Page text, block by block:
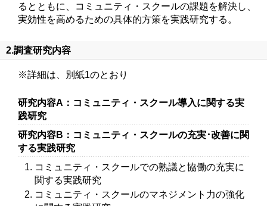
るとともに、コミュニティ・スクールの課題を解決し、
実効性を高めるための具体的方策を実践研究する。
2.調査研究内容
※詳細は、別紙1のとおり
研究内容A：コミュニティ・スクール導入に関する実
践研究
研究内容B：コミュニティ・スクールの充実･改善に関
する実践研究
コミュニティ・スクールでの熟議と協働の充実に
関する実践研究
コミュニティ・スクールのマネジメント力の強化